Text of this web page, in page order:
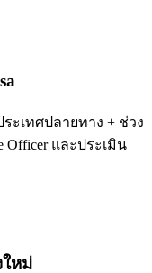
ะเทศปลายทาง + ช่วง
Officer และประเมิน
ใหม่